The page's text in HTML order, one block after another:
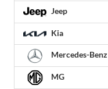
Jeep
Kia
Mercedes-Benz
MG